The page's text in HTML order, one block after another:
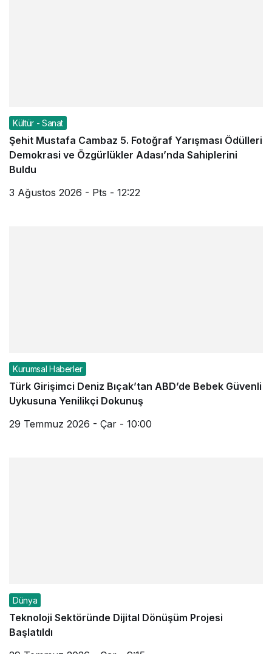
Kültür - Sanat
Şehit Mustafa Cambaz 5. Fotoğraf Yarışması Ödülleri
Demokrasi ve Özgürlükler Adası’nda Sahiplerini
Buldu
3 Ağustos 2026 - Pts - 12:22
Kurumsal Haberler
Türk Girişimci Deniz Bıçak’tan ABD’de Bebek Güvenli
Uykusuna Yenilikçi Dokunuş
29 Temmuz 2026 - Çar - 10:00
Dünya
Teknoloji Sektöründe Dijital Dönüşüm Projesi
Başlatıldı